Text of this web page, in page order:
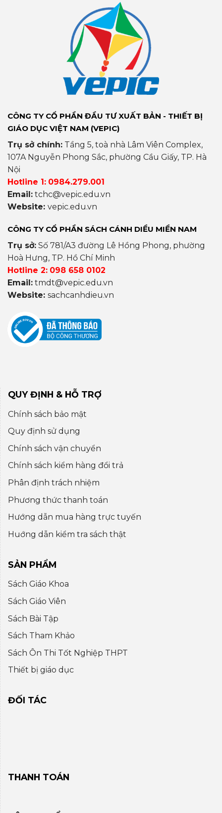
CÔNG TY CỔ PHẦN ĐẦU TƯ XUẤT BẢN - THIẾT BỊ
GIÁO DỤC VIỆT NAM (VEPIC)
Trụ sở chính: Tầng 5, toà nhà Lâm Viên Complex,
107A Nguyễn Phong Sắc, phường Cầu Giấy, TP. Hà
Nội
Hotline 1: 0984.279.001
Email: tchc@vepic.edu.vn
Website: vepic.edu.vn
CÔNG TY CỔ PHẦN SÁCH CÁNH DIỀU MIỀN NAM
Trụ sở: Số 781/A3 đường Lê Hồng Phong, phường
Hoà Hưng, TP. Hồ Chí Minh
Hotline 2: 098 658 0102
Email: tmdt@vepic.edu.vn
Website: sachcanhdieu.vn
QUY ĐỊNH & HỖ TRỢ
Chính sách bảo mật
Quy định sử dụng
Chính sách vận chuyển
Chính sách kiểm hàng đổi trả
Phân định trách nhiệm
Phương thức thanh toán
Hướng dẫn mua hàng trực tuyến
Huớng dẫn kiểm tra sách thật
SẢN PHẨM
Sách Giáo Khoa
Sách Giáo Viên
Sách Bài Tập
Sách Tham Khảo
Sách Ôn Thi Tốt Nghiệp THPT
Thiết bị giáo dục
ĐỐI TÁC
THANH TOÁN